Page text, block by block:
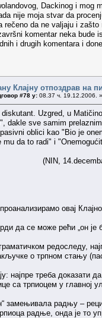
Dackinog i mog
nije moja stvar da
rečeno da ne valjaju i
komentar neka bude
i drugih komentara i
Клајну отпоздрав на
#78 у: 08.37 ч. 19.12.2006. »
diskutant. Uzgred, u
dakle sve samim
oblici kao "Bio je
mu da to radi" i
овај
да се може рећи „он
редоследу,
о трпном стању
најпре треба доказати
са трпиоцем у главној
замењивала радњу –
трпиоца радње, онда је